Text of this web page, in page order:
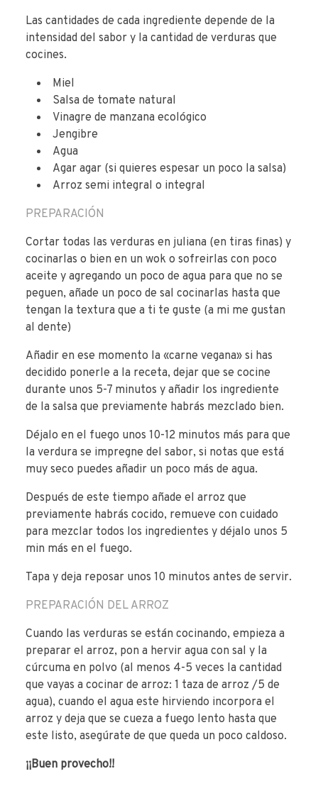
Las cantidades de cada ingrediente depende de la
intensidad del sabor y la cantidad de verduras que
cocines.
Miel
Salsa de tomate natural
Vinagre de manzana ecológico
Jengibre
Agua
Agar agar (si quieres espesar un poco la salsa)
Arroz semi integral o integral
PREPARACIÓN
Cortar todas las verduras en juliana (en tiras finas) y
cocinarlas o bien en un wok o sofreirlas con poco
aceite y agregando un poco de agua para que no se
peguen, añade un poco de sal cocinarlas hasta que
tengan la textura que a ti te guste (a mi me gustan
al dente)
Añadir en ese momento la «carne vegana» si has
decidido ponerle a la receta, dejar que se cocine
durante unos 5-7 minutos y añadir los ingrediente
de la salsa que previamente habrás mezclado bien.
Déjalo en el fuego unos 10-12 minutos más para que
la verdura se impregne del sabor, si notas que está
muy seco puedes añadir un poco más de agua.
Después de este tiempo añade el arroz que
previamente habrás cocido, remueve con cuidado
para mezclar todos los ingredientes y déjalo unos 5
min más en el fuego.
Tapa y deja reposar unos 10 minutos antes de servir.
PREPARACIÓN DEL ARROZ
Cuando las verduras se están cocinando, empieza a
preparar el arroz, pon a hervir agua con sal y la
cúrcuma en polvo (al menos 4-5 veces la cantidad
que vayas a cocinar de arroz: 1 taza de arroz /5 de
agua), cuando el agua este hirviendo incorpora el
arroz y deja que se cueza a fuego lento hasta que
este listo, asegúrate de que queda un poco caldoso.
¡¡Buen provecho!!